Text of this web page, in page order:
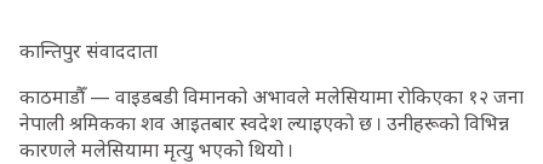
कान्तिपुर संवाददाता
काठमाडौँ — वाइडबडी विमानको अभावले मलेसियामा रोकिएका १२ जना
नेपाली श्रमिकका शव आइतबार स्वदेश ल्याइएको छ । उनीहरूको विभिन्न
कारणले मलेसियामा मृत्यु भएको थियो ।